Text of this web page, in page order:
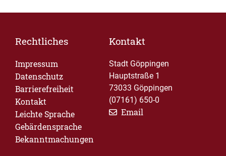
Rechtliches
Impressum
Datenschutz
Barrierefreiheit
Kontakt
Leichte Sprache
Gebärdensprache
Bekanntmachungen
Kontakt
Stadt Göppingen
Hauptstraße 1
73033 Göppingen
(07161) 650-0
Email